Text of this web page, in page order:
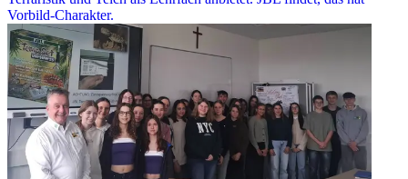
Vorbild-Charakter.